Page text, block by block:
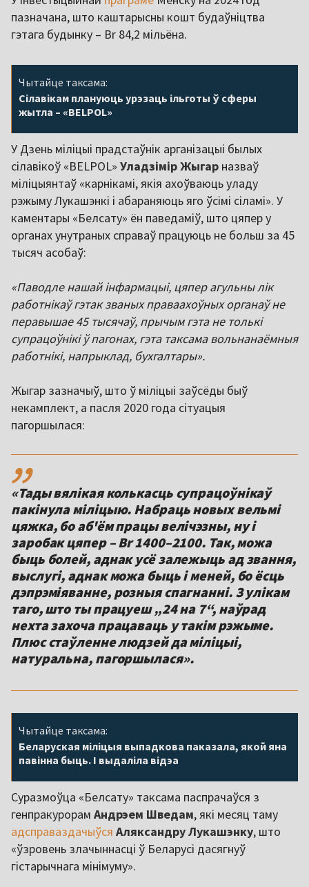
пазначана, што каштарысны кошт будаўніцтва
гэтага будынку – Br 84,2 мільёна.
Чытайце таксама:
Сілавікам плануюць урэзаць ільготы ў сферы
жытла – «BELPOL»
У Дзень міліцыі прадстаўнік арганізацыі былых
сілавікоў «BELPOL» Уладзімір Жыгар назваў
міліцыянтаў «карнікамі, якія ахоўваюць уладу
рэжыму Лукашэнкі і абараняюць яго ўсімі сіламі». У
каментары «Белсату» ён паведаміў, што цяпер у
органах унутраных справаў працуюць не больш за 45
тысяч асобаў:
«Паводле нашай інфармацыі, цяпер агульны лік
работнікаў гэтак званых праваахоўных органаў не
перавышае 45 тысячаў, прычым гэта не толькі
супрацоўнікі ў пагонах, гэта таксама вольнанаёмныя
работнікі, напрыклад, бухгалтары».
Жыгар зазначыў, што ў міліцыі заўсёды быў
некамплект, а пасля 2020 года сітуацыя
пагоршылася:
,,
«Тады вялікая колькасць супрацоўнікаў
пакінула міліцыю. Набраць новых вельмі
цяжка, бо аб'ём працы велічэзны, ну і
заробак цяпер – Br 1400–2100. Так, можа
быць болей, аднак усё залежыць ад звання,
выслугі, аднак можа быць і меней, бо ёсць
дэпрэміяванне, розныя спагнанні. З улікам
таго, што ты працуеш „24 на 7“, наўрад
нехта захоча працаваць у такім рэжыме.
Плюс стаўленне людзей да міліцыі,
натуральна, пагоршылася».
Чытайце таксама:
Беларуская міліцыя выпадкова паказала, якой яна
павінна быць. І выдаліла відэа
Суразмоўца «Белсату» таксама паспрачаўся з
генпракурорам Андрэем Шведам, які месяц таму
адсправаздачыўся Аляксандру Лукашэнку, што
«ўзровень злачыннасці ў Беларусі дасягнуў
гістарычнага мінімуму».